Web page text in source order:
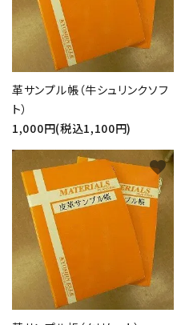
革サンプル帳（牛シュリンクソフ
ト）
1,000円(税込1,100円)
favorite
キーワード